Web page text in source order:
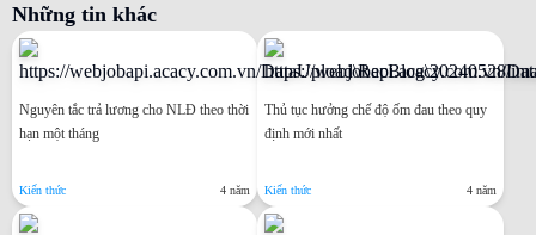
Những tin khác
Nguyên tắc trả lương cho NLĐ theo thời
hạn một tháng
Kiến thức 4 năm
Thủ tục hưởng chế độ ốm đau theo quy
định mới nhất
Kiến thức 4 năm